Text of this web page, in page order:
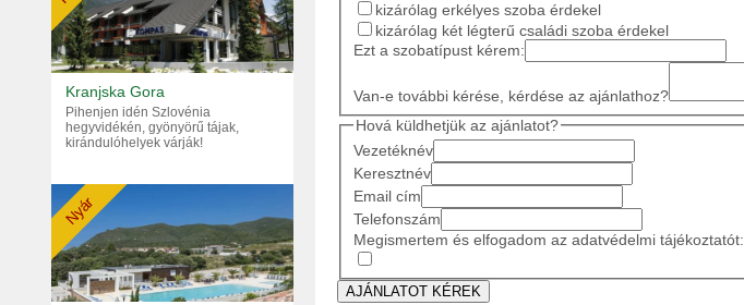
Kranjska Gora
Pihenjen idén Szlovénia
hegyvidékén, gyönyörű tájak,
kirándulóhelyek várják!
Nyár
kizárólag erkélyes szoba érdekel
kizárólag két légterű családi szoba érdekel
Ezt a szobatípust kérem:
Van-e további kérése, kérdése az ajánlathoz?
Hová küldhetjük az ajánlatot?
Vezetéknév
Keresztnév
Email cím
Telefonszám
Megismertem és elfogadom az adatvédelmi tájékoztatót: